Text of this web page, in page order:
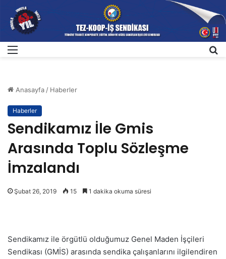
Anasayfa/ Haberler
Haberler
Sendikamız İle Gmis
Arasında Toplu Sözleşme
İmzalandı
Şubat 26, 2019 15 1 dakika okuma süresi
Sendikamız ile örgütlü olduğumuz Genel Maden İşçileri
Sendikası (GMİS) arasında sendika çalışanlarını ilgilendiren